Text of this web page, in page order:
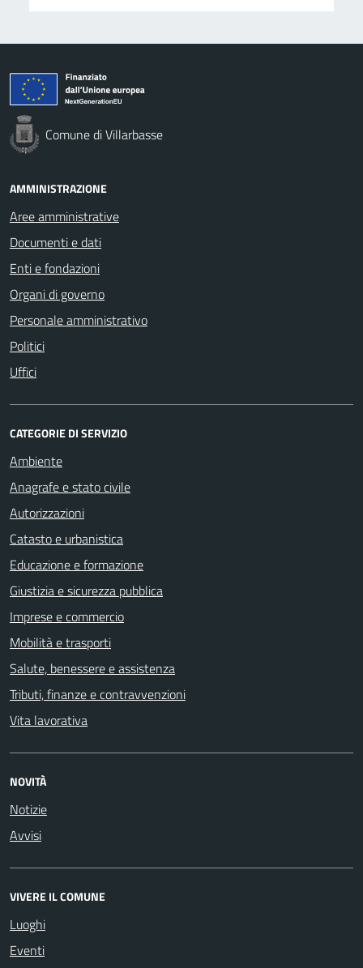
Comune di Villarbasse
AMMINISTRAZIONE
Aree amministrative
Documenti e dati
Enti e fondazioni
Organi di governo
Personale amministrativo
Politici
Uffici
CATEGORIE DI SERVIZIO
Ambiente
Anagrafe e stato civile
Autorizzazioni
Catasto e urbanistica
Educazione e formazione
Giustizia e sicurezza pubblica
Imprese e commercio
Mobilità e trasporti
Salute, benessere e assistenza
Tributi, finanze e contravvenzioni
Vita lavorativa
NOVITÀ
Notizie
Avvisi
VIVERE IL COMUNE
Luoghi
Eventi